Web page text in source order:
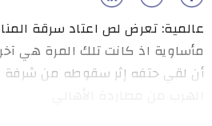
عالمية: تعرض لص اعتاد سرقة
مأساوية اذ كانت تلك المرة هي
أن لقي حتفه إثر سقوطه من شرفة